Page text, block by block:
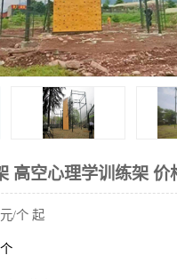
高空心理学训练架 价
元/个 起